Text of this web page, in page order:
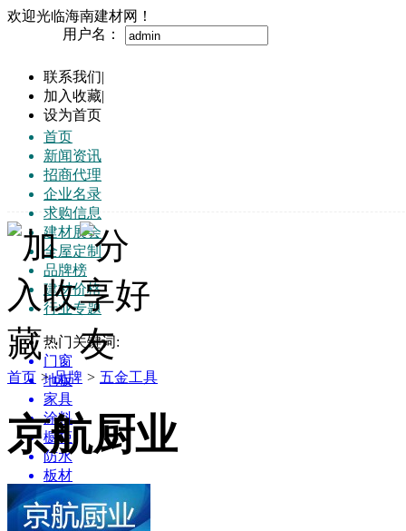
欢迎光临海南建材网！
用户名：
联系我们|
加入收藏|
设为首页
首页
新闻资讯
招商代理
企业名录
求购信息
建材展会
全屋定制
品牌榜
建材价格
行业专题
热门关键词:
门窗
地板
家具
涂料
橱柜
防水
板材
管材
建筑材料
首页 > 品牌 > 五金工具
京航厨业